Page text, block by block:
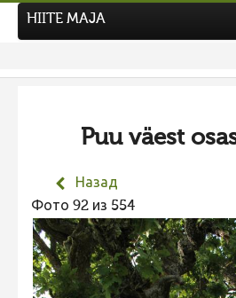
Hiite kuvavõistlus 2026
Фотоконкурс 2025
Не учитываются 2025
Видео 2025
Фотоконкурс 2024
HIITE MAJA
Puu väest
Назад
Фото 92 из 554